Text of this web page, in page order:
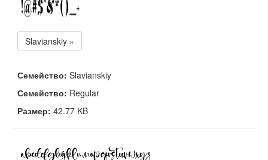
Slavianskiy »
Семейство: Slavianskiy
Семейство: Regular
Размер: 42.77 KB